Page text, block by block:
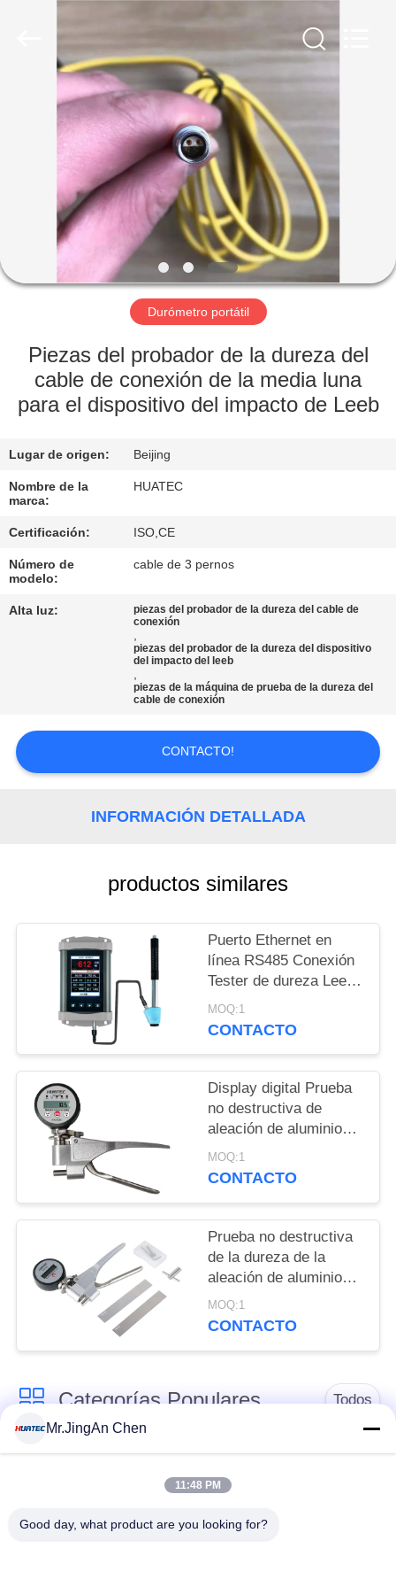
HOGAR
PRODUCTOS
SOBRE
NOSOTROS
VIAJE
LA
FÁBRICA
DE
CALIDAD
EN
CONTACTO
CITA
PRIVACY
POLICY
Durómetro portátil
Piezas del probador de la dureza del
cable de conexión de la media luna
para el dispositivo del impacto de Leeb
Lugar de origen: Beijing
Nombre de la
marca:
HUATEC
Certificación: ISO,CE
Número de
modelo:
cable de 3 pernos
Alta luz:
piezas del probador de la dureza del cable de
conexión
,
piezas del probador de la dureza del dispositivo
del impacto del leeb
,
piezas de la máquina de prueba de la dureza del
cable de conexión
CONTACTO!
INFORMACIÓN DETALLADA
productos similares
Puerto Ethernet en
línea RS485 Conexión
Tester de dureza Leeb
portátil para pruebas
de dureza en tiempo
MOQ:1
CONTACTO
Display digital Prueba
no destructiva de
aleación de aluminio
Webster Tester de
dureza
MOQ:1
CONTACTO
Prueba no destructiva
de la dureza de la
aleación de aluminio
rápida Webster
MOQ:1
CONTACTO
Categorías Populares Todos
Detector de defectos
Medidor de espesor
por ultrasonidos
Medidor de espesor
Mr.JingAn Chen
11:48 PM
Good day, what product are you looking for?